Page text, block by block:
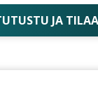
JA TILAA